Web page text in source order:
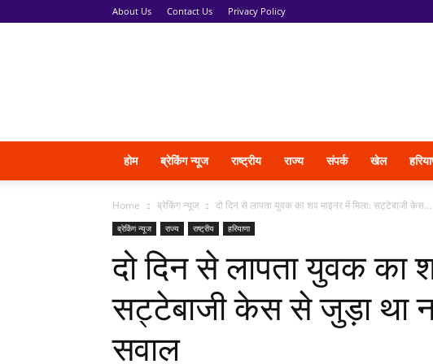
About Us Contact Us Privacy Policy
होम ब्रेकिंग न्यूज राष्ट्रीय राज्य संपर्क खेल
Home ब्रेकिंग न्यूज दो दिन से लापता युवक का शव माइनर में मिला: सट्टेबाजी केस...
ब्रेकिंग न्यूज राज्य राष्ट्रीय हरियाणा
दो दिन से लापता युवक का
सट्टेबाजी केस से जुड़ा था
सवाल